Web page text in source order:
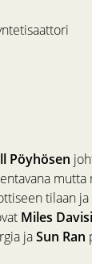
Pöyhösen
tilaan
Miles
jaSun Ran